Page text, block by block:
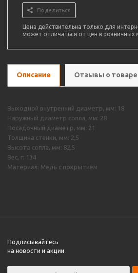
Поделиться
Цена действительна только для
может отличаться от цен в розничных
Описание Отзывы о товаре
Выходной внутренний диаметр, мм: 18
Наружный диаметр сопла, мм: 28
Посадочный диаметр, мм: 21
Толщина стенки, мм: 2,5
Высота сопла, мм: 82,5
Вес, г: 134
Материал: Медь с покрытием
Подписывайтесь
на новости и акции